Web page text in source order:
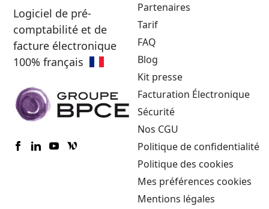
Logiciel de pré-
comptabilité et de
facture électronique
100% français
Partenaires
Tarif
FAQ
Blog
Kit presse
Facturation Électronique
Sécurité
Nos CGU
Politique de confidentialité
Politique des cookies
Mes préférences cookies
Mentions légales